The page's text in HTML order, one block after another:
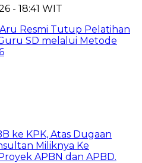
- 18:41 WIT
Resmi Tutup Pelatihan
SD melalui Metode
ke KPK, Atas Dugaan
Miliknya Ke
APBN dan APBD.